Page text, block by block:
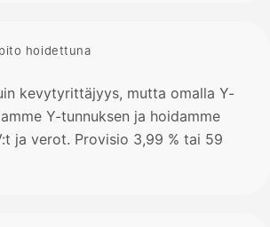
hoidettuna
kevytyrittäjyys, mutta omalla Y-
Y-tunnuksen ja hoidamme
ja verot. Provisio 3,99 % tai 59